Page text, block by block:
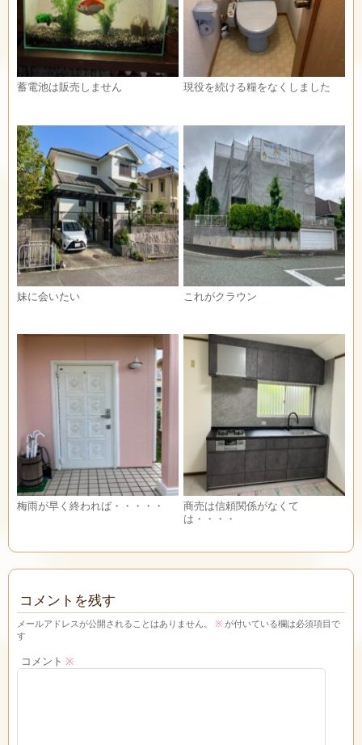
蓄電池は販売しません 現役を続ける糧をなくしました
妹に会いたい これがクラウン
梅雨が早く終われば・・・・・
商売は信頼関係がなくて
は・・・・
コメントを残す
メールアドレスが公開されることはありません。 ※ が付いている欄は必須項目で
す
コメント ※